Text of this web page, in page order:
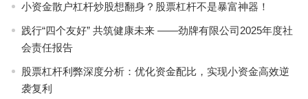
小资金散户杠杆炒股想翻身？股票杠杆不是暴富神器！
践行“四个友好” 共筑健康未来 ——劲牌有限公司2025年度社
会责任报告
股票杠杆利弊深度分析：优化资金配比，实现小资金高效逆
袭复利